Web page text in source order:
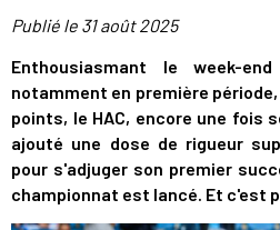
Publié le 31 août 2025
Enthousiasmant le week-
notamment en première
points, le HAC, encore une fois
ajouté une dose de rigueur
pour s'adjuger son premier
championnat est lancé. Et c'est